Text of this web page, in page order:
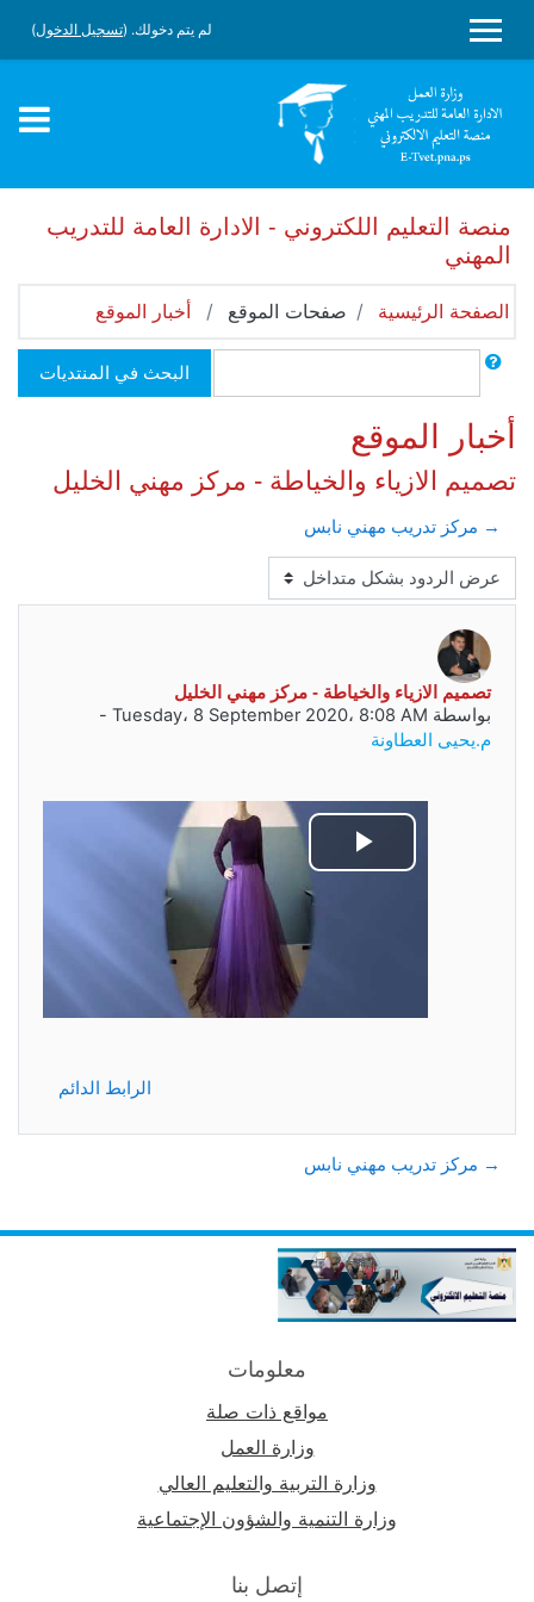
واجهة جانبية
لم يتم دخولك. (تسجيل الدخول)
منصة التعليم اللكتروني - الادارة العامة للتدريب
المهني
الصفحة الرئيسية صفحات الموقع أخبار الموقع
بحث البحث في المنتديات
أخبار الموقع
تصميم الازياء والخياطة - مركز مهني الخليل
→ مركز تدريب مهني نابس
نمط العرض
تصميم الازياء والخياطة - مركز مهني الخليل
بواسطة Tuesday، 8 September 2020، 8:08 AM -
م.يحيى العطاونة
عدد الردود: 0
تشغيل
الفيديو
الرابط الدائم
→ مركز تدريب مهني نابس
معلومات
مواقع ذات صلة
وزارة العمل
وزارة التربية والتعليم العالي
وزارة التنمية والشؤون الإجتماعية
إتصل بنا